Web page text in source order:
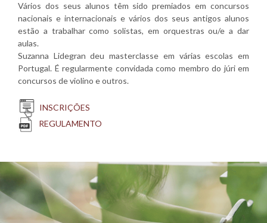
Vários dos seus alunos têm sido premiados em concursos
nacionais e internacionais e vários dos seus antigos alunos
estão a trabalhar como solistas, em orquestras ou/e a dar
aulas.
Suzanna Lidegran deu masterclasse em várias escolas em
Portugal. É regularmente convidada como membro do júri em
concursos de violino e outros.
INSCRIÇÕES
REGULAMENTO